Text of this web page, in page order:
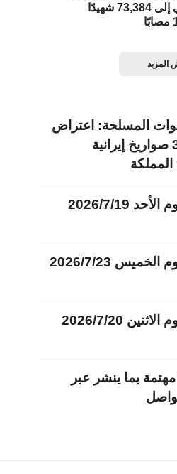
الإسرائيلي إلى 73,384 شهيدًا
المزيد
المسلحة: اعتراض
وإسقاط 3 صواريخ إيرانية
2026/7/19
2026/7/23
2026/7/20
بما ينشر عبر